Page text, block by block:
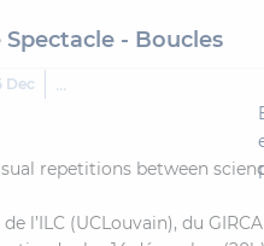
- Boucles
Dec ...
repetitions between
l’ILC (UCLouvain), du